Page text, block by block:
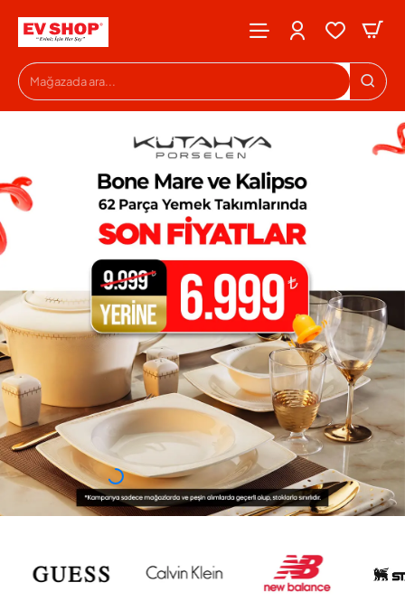
Evshop
Mağazada
ara...